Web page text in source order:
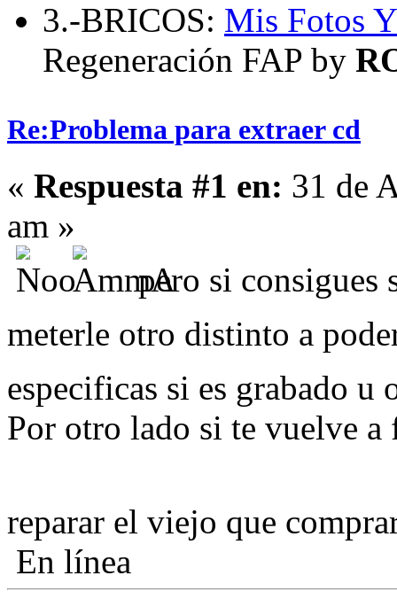
3.-BRICOS: Mis Fotos
Regeneración FAP by
Re:Problema para extraer cd
« Respuesta #1 en: 31 de
am »
pero si consigues
meterle otro distinto a
especificas si es grabado
Por otro lado si te vuelve a
reparar el viejo que
En línea